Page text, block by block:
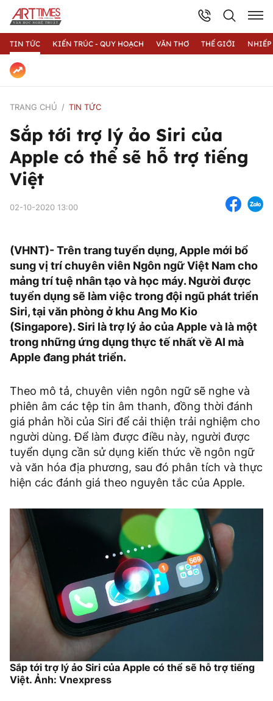
TIN TỨC KIẾN TRÚC - QUY HOẠCH VĂN THƠ THẾ GIỚI
TRANG CHỦ TIN TỨC
Sắp tới trợ lý ảo Siri của
Apple có thể sẽ hỗ trợ tiếng
Việt
02-10-2020 13:00
(VHNT)- Trên trang tuyển dụng, Apple mới bổ
sung vị trí chuyên viên Ngôn ngữ Việt Nam cho
mảng trí tuệ nhân tạo và học máy. Người được
tuyển dụng sẽ làm việc trong đội ngũ phát triển
Siri, tại văn phòng ở khu Ang Mo Kio
(Singapore). Siri là trợ lý ảo của Apple và là một
trong những ứng dụng thực tế nhất về AI mà
Apple đang phát triển.
Theo mô tả, chuyên viên ngôn ngữ sẽ nghe và
phiên âm các tệp tin âm thanh, đồng thời đánh
giá phản hồi của Siri để cải thiện trải nghiệm cho
người dùng. Để làm được điều này, người được
tuyển dụng cần sử dụng kiến thức về ngôn ngữ
và văn hóa địa phương, sau đó phân tích và thực
hiện các đánh giá theo nguyên tắc của Apple.
Sắp tới trợ lý ảo Siri của Apple có thể sẽ hỗ trợ tiếng
Việt. Ảnh: Vnexpress